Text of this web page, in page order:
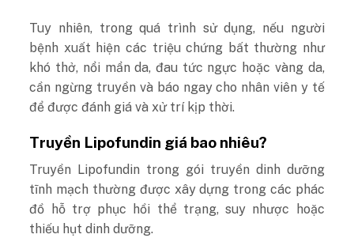
Tuy nhiên, trong quá trình sử dụng, nếu người
bệnh xuất hiện các triệu chứng bất thường như
khó thở, nổi mẩn da, đau tức ngực hoặc vàng da,
cần ngừng truyền và báo ngay cho nhân viên y tế
để được đánh giá và xử trí kịp thời.
Truyền Lipofundin giá bao nhiêu?
Truyền Lipofundin trong gói truyền dinh dưỡng
tĩnh mạch thường được xây dựng trong các phác
đồ hỗ trợ phục hồi thể trạng, suy nhược hoặc
thiếu hụt dinh dưỡng.